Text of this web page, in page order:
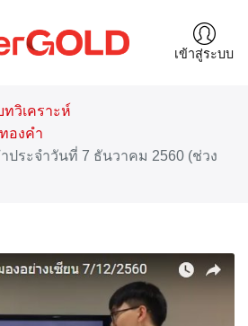
เข้าสู่ระบบ
วิเคราะห์
องคำ
ประจำวันที่ 7 ธันวาคม 2560 (ช่วง